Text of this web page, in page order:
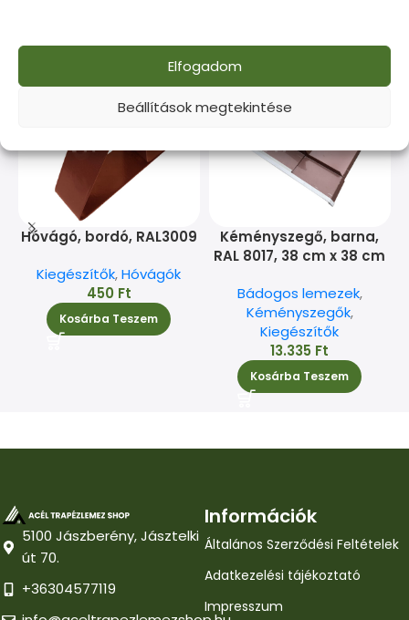
Elfogadom
Beállítások megtekintése
Hóvágó, bordó, RAL3009
Kiegészítők,Hóvágók
450 Ft
Kosárba Teszem
Kéményszegő, barna,
RAL 8017, 38 cm x 38 cm
Bádogos lemezek,
Kéményszegők,
Kiegészítők
13.335 Ft
Kosárba Teszem
5100 Jászberény, Jásztelki
út 70.
+36304577119
Információk
Általános Szerződési Feltételek
Adatkezelési tájékoztató
Impresszum